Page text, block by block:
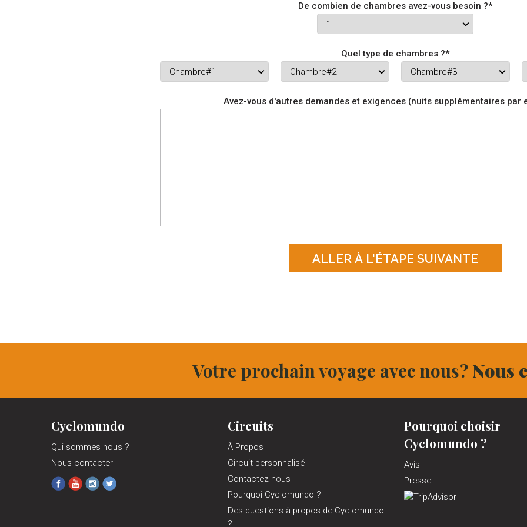
De combien de chambres avez-vous besoin ?*
Quel type de chambres ?*
Avez-vous d'autres demandes et exigences (nuits supplémentaires par
Votre prochain voyage avec nous? Nous
Cyclomundo
Qui sommes nous ?
Nous contacter
Circuits
Â Propos
Circuit personnalisé
Contactez-nous
Pourquoi Cyclomundo ?
Des questions à propos de Cyclomundo
?
Pourquoi choisir
Cyclomundo ?
Avis
Presse